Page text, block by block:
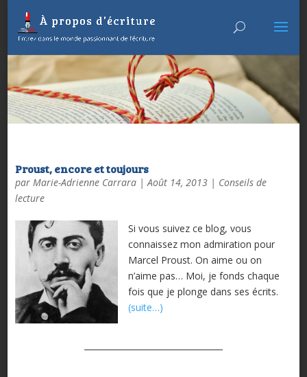
Proust, encore et toujours
par Marie-Adrienne Carrara|Août 14, 2013| Conseils de
lecture
Si vous suivez ce blog, vous
connaissez mon admiration pour
Marcel Proust. On aime ou on
n’aime pas… Moi, je fonds chaque
fois que je plonge dans ses écrits.
(suite…)